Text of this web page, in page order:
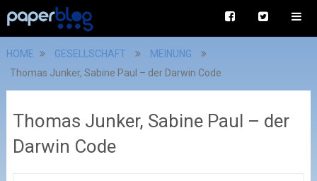
HOME GESELLSCHAFT
MEINUNG
Thomas Junker, Sabine Paul – der Darwin Code
Thomas Junker, Sabine Paul – der
Darwin Code